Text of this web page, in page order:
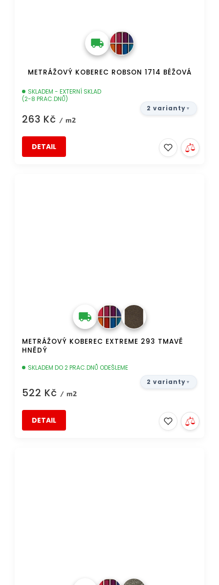
METRÁŽOVÝ KOBEREC ROBSON 1714 BÉŽOVÁ
SKLADEM - EXTERNÍ SKLAD
(2-8 PRAC.DNŮ)
263 Kč / m2
DETAIL
2 varianty
METRÁŽOVÝ KOBEREC EXTREME 293 TMAVĚ
HNĚDÝ
SKLADEM DO 2 PRAC.DNŮ ODEŠLEME
522 Kč / m2
DETAIL
2 varianty